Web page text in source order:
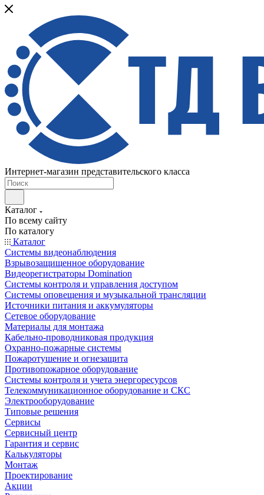
Интернет-магазин представительского класса
Каталог
По всему сайту
По каталогу
Каталог
Системы видеонаблюдения
Взрывозащищенное оборудование
Видеорегистраторы Domination
Системы контроля и управления доступом
Системы оповещения и музыкальной трансляции
Источники питания и аккумуляторы
Сетевое оборудование
Материалы для монтажа
Кабельно-проводниковая продукция
Охранно-пожарные системы
Пожаротушение и огнезащита
Противопожарное оборудование
Системы контроля и учета энергоресурсов
Телекоммуникационное оборудование и СКС
Электрооборудование
Типовые решения
Сервисы
Сервисный центр
Гарантия и сервис
Калькуляторы
Монтаж
Проектирование
Акции